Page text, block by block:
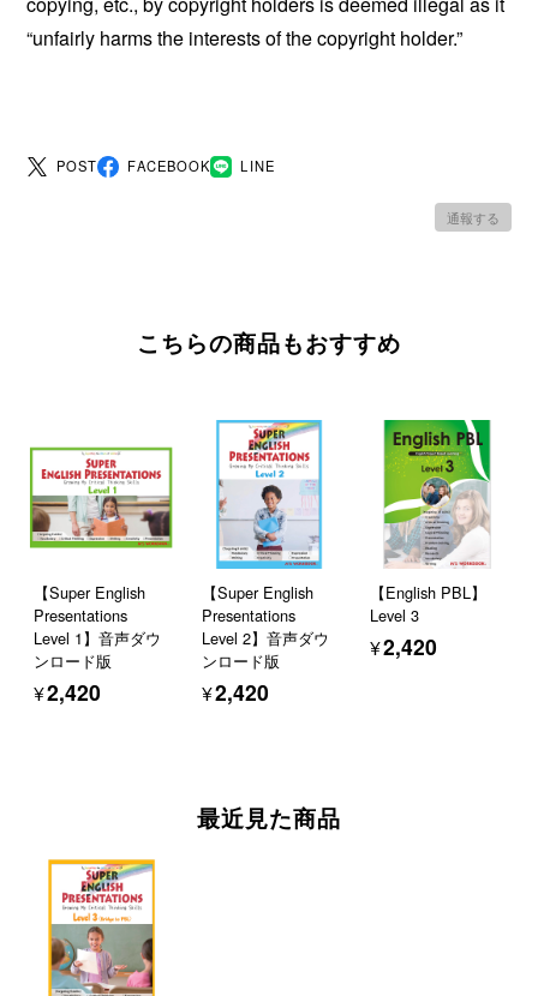
“unfairly harms the interests of the copyright holder.”
POST FACEBOOK LINE
通報する
こちらの商品もおすすめ
【Super English
Presentations
Level 1】音声ダウ
ンロード版
¥2,420
【Super English
Presentations
Level 2】音声ダウ
ンロード版
¥2,420
【English PBL】
Level 3
¥2,420
最近見た商品